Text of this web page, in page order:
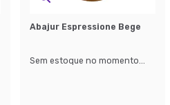
Abajur Espressione Bege
Sem estoque no momento...